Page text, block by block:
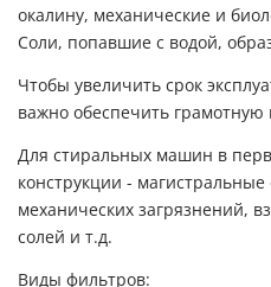
окалину, механические и
Соли, попавшие с водой,
Чтобы увеличить срок
важно обеспечить грамотную
Для стиральных машин в
конструкции -
механических загрязнений,
солей и т.д.
Виды фильтров: